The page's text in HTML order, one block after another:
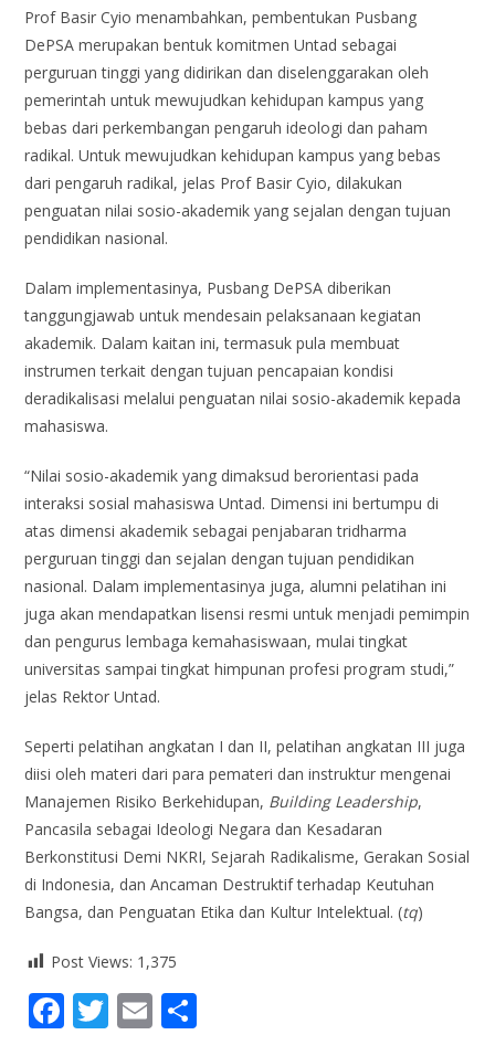
Prof Basir Cyio menambahkan, pembentukan Pusbang
DePSA merupakan bentuk komitmen Untad sebagai
perguruan tinggi yang didirikan dan diselenggarakan oleh
pemerintah untuk mewujudkan kehidupan kampus yang
bebas dari perkembangan pengaruh ideologi dan paham
radikal. Untuk mewujudkan kehidupan kampus yang bebas
dari pengaruh radikal, jelas Prof Basir Cyio, dilakukan
penguatan nilai sosio-akademik yang sejalan dengan tujuan
pendidikan nasional.
Dalam implementasinya, Pusbang DePSA diberikan
tanggungjawab untuk mendesain pelaksanaan kegiatan
akademik. Dalam kaitan ini, termasuk pula membuat
instrumen terkait dengan tujuan pencapaian kondisi
deradikalisasi melalui penguatan nilai sosio-akademik kepada
mahasiswa.
“Nilai sosio-akademik yang dimaksud berorientasi pada
interaksi sosial mahasiswa Untad. Dimensi ini bertumpu di
atas dimensi akademik sebagai penjabaran tridharma
perguruan tinggi dan sejalan dengan tujuan pendidikan
nasional. Dalam implementasinya juga, alumni pelatihan ini
juga akan mendapatkan lisensi resmi untuk menjadi pemimpin
dan pengurus lembaga kemahasiswaan, mulai tingkat
universitas sampai tingkat himpunan profesi program studi,”
jelas Rektor Untad.
Seperti pelatihan angkatan I dan II, pelatihan angkatan III juga
diisi oleh materi dari para pemateri dan instruktur mengenai
Manajemen Risiko Berkehidupan, Building Leadership,
Pancasila sebagai Ideologi Negara dan Kesadaran
Berkonstitusi Demi NKRI, Sejarah Radikalisme, Gerakan Sosial
di Indonesia, dan Ancaman Destruktif terhadap Keutuhan
Bangsa, dan Penguatan Etika dan Kultur Intelektual. (tq)
Post Views: 1,375
F T E